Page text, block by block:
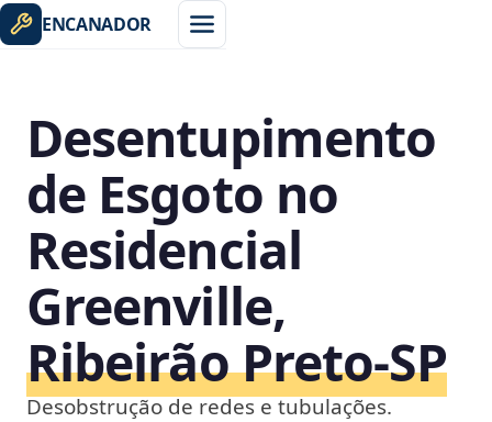
ENCANADOR
Desentupimento
de Esgoto no
Residencial
Greenville,
Ribeirão Preto‑SP
Desobstrução de redes e tubulações.